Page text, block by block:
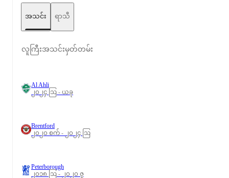
အသင်း ရာသီ
လူကြီးအသင်းမှတ်တမ်း
Al Ahli
၂၀၂၄ ဩ - ယခု
Brentford
၂၀၂၀ စက် - ၂၀၂၄ ဩ
Peterborough
၂၀၁၈ ဩ - ၂၀၂၀ ဇူ